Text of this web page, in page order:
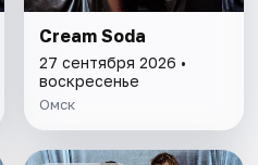
Cream Soda
27 сентября 2026 •
воскресенье
Омск